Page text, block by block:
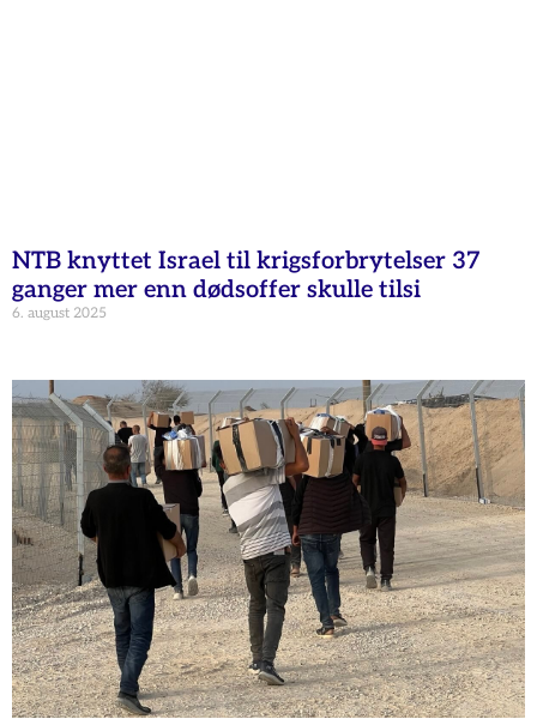
NTB knyttet Israel til krigsforbrytelser 37
ganger mer enn dødsoffer skulle tilsi
6. august 2025